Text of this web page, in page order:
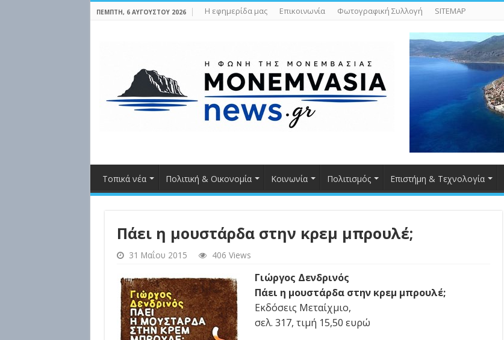
ΠΈΜΠΤΗ, 6 ΑΥΓΟΎΣΤΟΥ 2026 Η εφημερίδα μας Επικοινωνία Φωτογραφική Συλλογή SITEMAP
Τοπικά νέα Πολιτική & Οικονομία Κοινωνία Πολιτισμός Επιστήμη & Τεχνολογία
Πάει η μουστάρδα στην κρεμ μπρουλέ;
31 Μαΐου 2015 406 Views
Γιώργος Δενδρινός
Πάει η μουστάρδα στην κρεμ μπρουλέ;
Εκδόσεις Μεταίχμιο,
σελ. 317, τιμή 15,50 ευρώ